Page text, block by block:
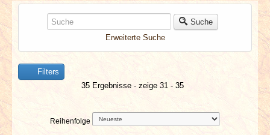
NEUESTE ARTIKEL
NEWS & DATES
BERICHTE
VERLOSUNGEN
Suche
Erweiterte Suche
Filters
35 Ergebnisse - zeige 31 - 35
Reihenfolge